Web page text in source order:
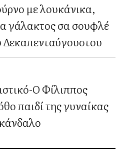
με λουκάνικα,
γάλακτος σα σουφλέ
Δεκαπενταύγουστου
Ο Φίλιππος
παιδί της γυναίκας